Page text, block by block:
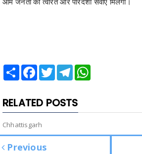
Share Facebook
TwitterTelegram
RELATED POSTS
Chhattisgarh
Previous